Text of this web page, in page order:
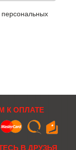
К ОПЛАТЕ
В ДРУЗЬЯ